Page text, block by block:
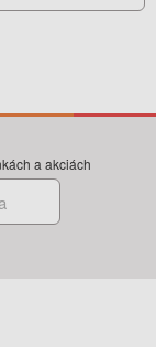
a akciách